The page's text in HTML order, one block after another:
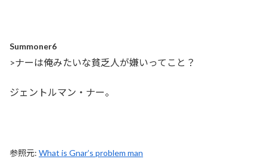
Summoner6
>ナーは俺みたいな貧乏人が嫌いってこと？
ジェントルマン・ナー。
参照元: What is Gnar’s problem man